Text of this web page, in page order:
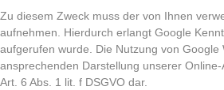
Zu diesem Zweck muss der von Ihnen
aufnehmen. Hierdurch erlangt Google
aufgerufen wurde. Die Nutzung von
ansprechenden Darstellung unserer
Art. 6 Abs. 1 lit. f DSGVO dar.